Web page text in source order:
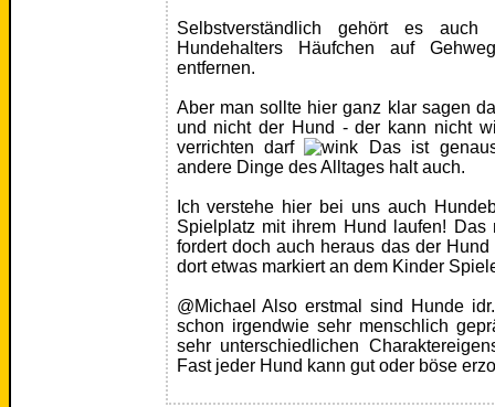
Selbstverständlich gehört es
Hundehalters Häufchen auf
entfernen.
Aber man sollte hier ganz klar sagen
und nicht der Hund - der kann nicht
verrichten darf
Das ist
andere Dinge des Alltages halt auch.
Ich verstehe hier bei uns auch
Spielplatz mit ihrem Hund laufen!
fordert doch auch heraus das der
dort etwas markiert an dem Kinder
@Michael Also erstmal sind Hunde
schon irgendwie sehr menschlich
sehr unterschiedlichen
Fast jeder Hund kann gut oder böse